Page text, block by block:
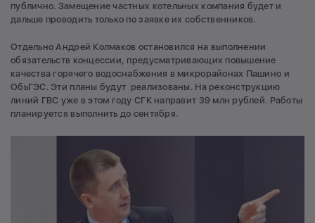
публично. Замещение частных котельных компания будет и
дальше проводить только по заявке их собственников.
Отдельно Андрей Колмаков остановился на выполнении
обязательств концессии, предусматривающих повышение
качества горячего водоснабжения в микрорайонах Пашино и
ОбьГЭС. Эти планы будут реализованы. На реконструкцию
линий ГВС уже в этом году СГК направит 39 млн рублей. Работы
планируется выполнить до сентября.